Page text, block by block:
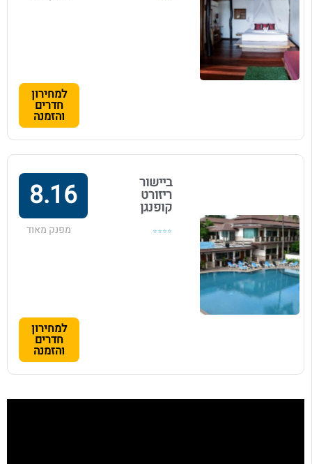
למחירון
חדרים
והזמנה
ביישור
ריזורט
קופנגן
⭐⭐⭐⭐
8.16
מפנק מאוד
למחירון
חדרים
והזמנה